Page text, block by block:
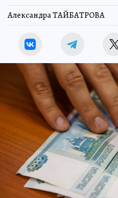
Александра ТАЙБАТРОВА